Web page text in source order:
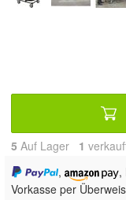
5 Auf Lager 1
,
,
Vorkasse per